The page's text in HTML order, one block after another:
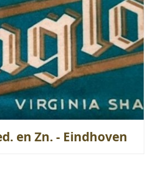
en Zn. - Eindhoven